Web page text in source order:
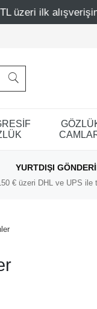
500 TL
YURTDIŞI
€ üzeri DHL ve UPS ile